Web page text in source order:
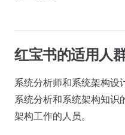
红宝书的适用人
系统分析师和系统架构设
系统分析和系统架构知识
架构工作的人员。